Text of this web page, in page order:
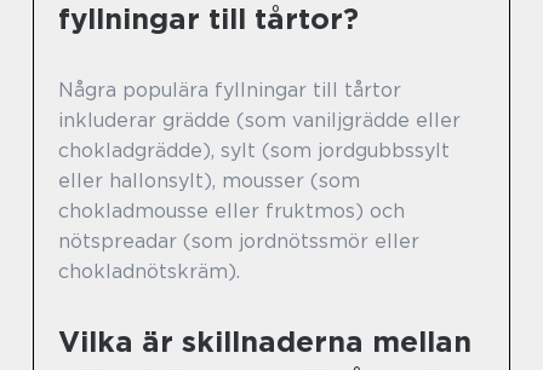
fyllningar till tårtor?
Några populära fyllningar till tårtor
inkluderar grädde (som vaniljgrädde eller
chokladgrädde), sylt (som jordgubbssylt
eller hallonsylt), mousser (som
chokladmousse eller fruktmos) och
nötspreadar (som jordnötssmör eller
chokladnötskräm).
Vilka är skillnaderna mellan